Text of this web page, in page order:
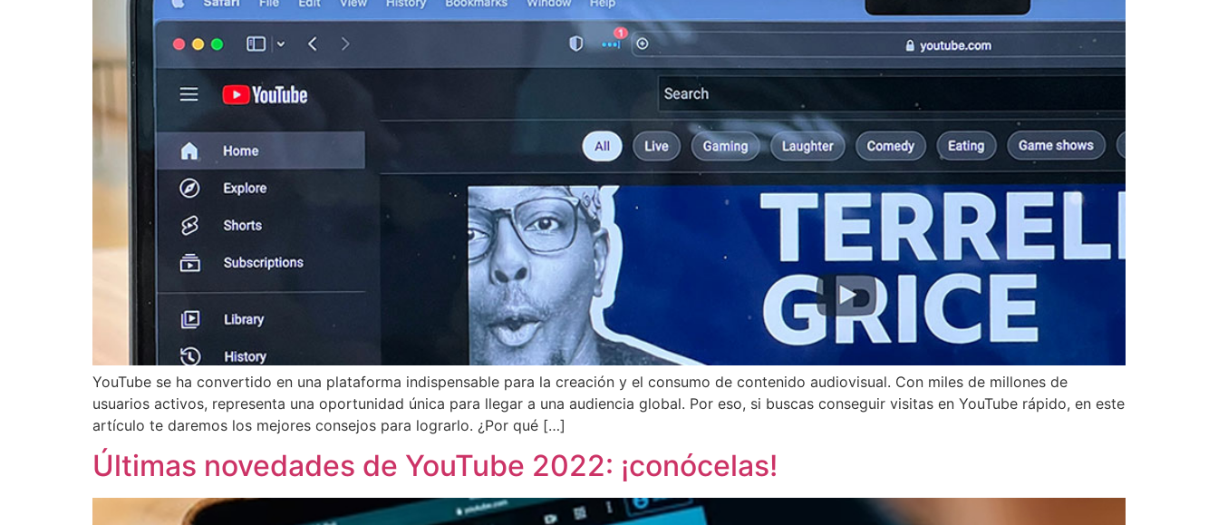
YouTube se ha convertido en una plataforma indispensable para la creación y el consumo de contenido audiovisual. Con miles de millones de
usuarios activos, representa una oportunidad única para llegar a una audiencia global. Por eso, si buscas conseguir visitas en YouTube rápido, en este
artículo te daremos los mejores consejos para lograrlo. ¿Por qué […]
Últimas novedades de YouTube 2022: ¡conócelas!